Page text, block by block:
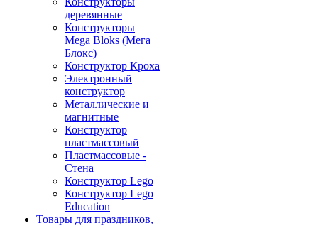
деревянные
Конструкторы
Mega Bloks (Мега
Блокс)
Конструктор Кроха
Электронный
конструктор
Металлические и
магнитные
Конструктор
пластмассовый
Пластмассовые -
Стена
Конструктор Lego
Конструктор Lego
Education
Товары для праздников,